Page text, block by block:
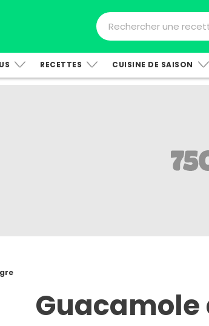
RECETTES CUISINE DE SAISON